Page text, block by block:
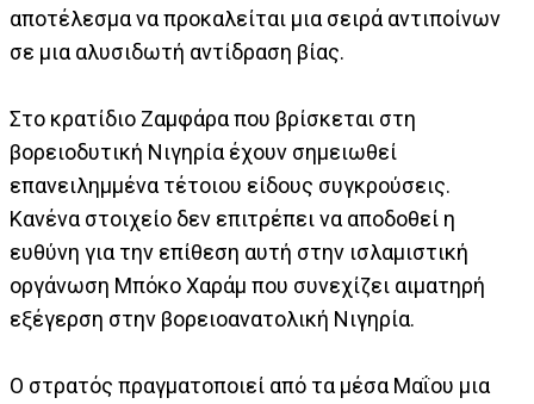
αποτέλεσμα να προκαλείται μια σειρά αντιποίνων
σε μια αλυσιδωτή αντίδραση βίας.
Στο κρατίδιο Ζαμφάρα που βρίσκεται στη
βορειοδυτική Νιγηρία έχουν σημειωθεί
επανειλημμένα τέτοιου είδους συγκρούσεις.
Κανένα στοιχείο δεν επιτρέπει να αποδοθεί η
ευθύνη για την επίθεση αυτή στην ισλαμιστική
οργάνωση Μπόκο Χαράμ που συνεχίζει αιματηρή
εξέγερση στην βορειοανατολική Νιγηρία.
Ο στρατός πραγματοποιεί από τα μέσα Μαΐου μια